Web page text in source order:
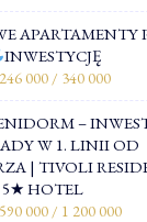
APARTAMENTY
INWESTYCJĘ
000 / 340 000
–
W 1. LINII OD
| TIVOLI
HOTEL
000 / 1 200 000